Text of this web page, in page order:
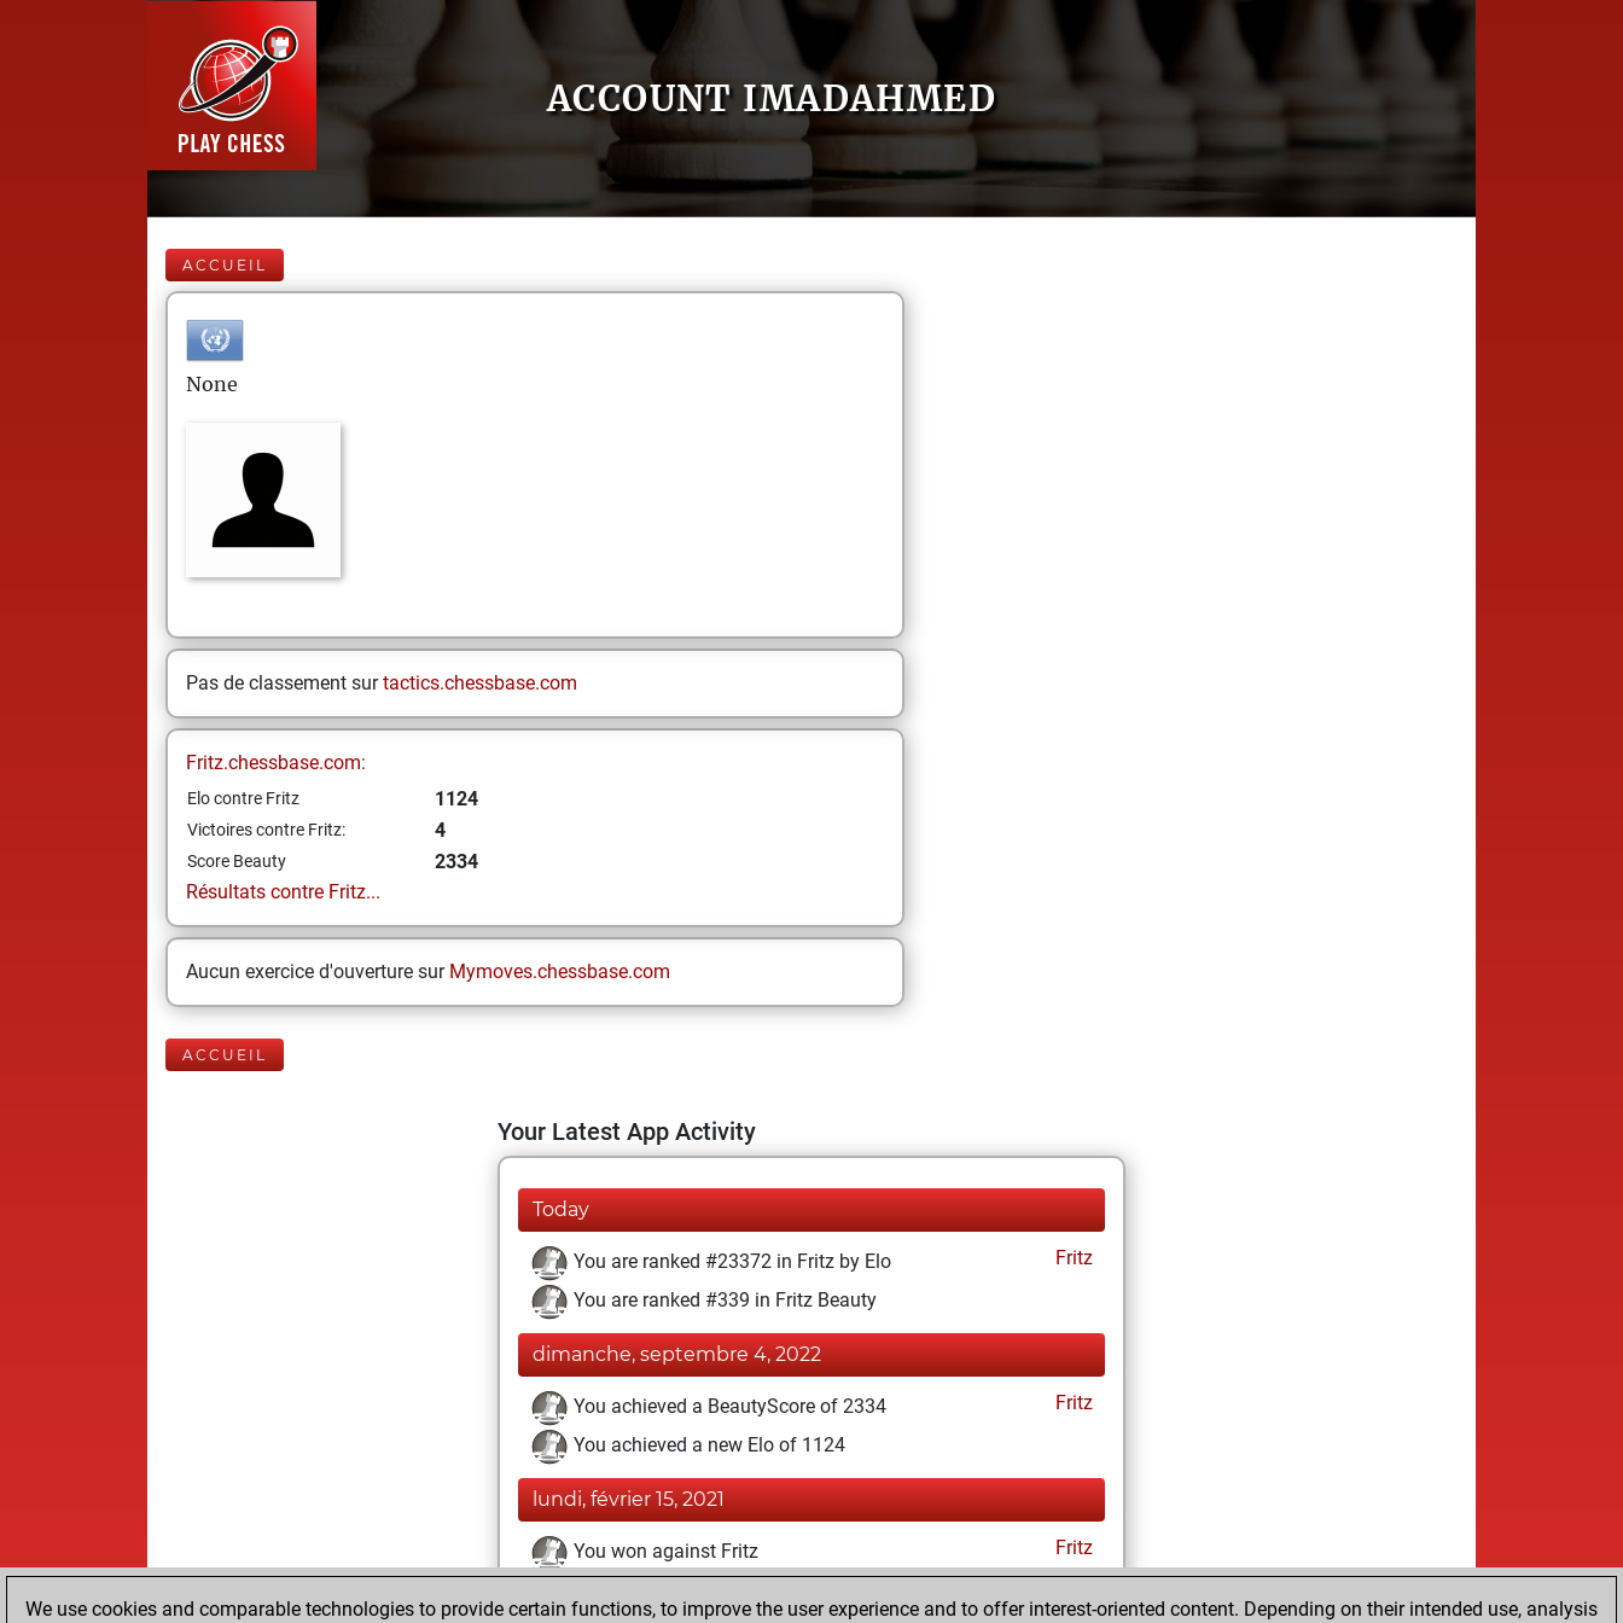
ACCOUNT IMADAHMED
ACCUEIL
None
Pas de classement surtactics.chessbase.com
Fritz.chessbase.com:
Elo contre Fritz 1124
Victoires contre Fritz: 4
Score Beauty
2334
Résultats contre Fritz...
Aucun exercice d'ouverture sur Mymoves.chessbase.com
ACCUEIL
Your Latest App Activity
Today
You are ranked #23372 in Fritz by Elo
Fritz
You are ranked #339 in Fritz Beauty
dimanche, septembre 4, 2022
You achieved a BeautyScore of 2334
Fritz
You achieved a new Elo of 1124
lundi, février 15, 2021
You won against Fritz Fritz
dimanche, février 7, 2021
We use cookies and comparable technologies to provide certain functions, to improve the user experience and to offer interest-oriented content. Depending on their intended use, analysis